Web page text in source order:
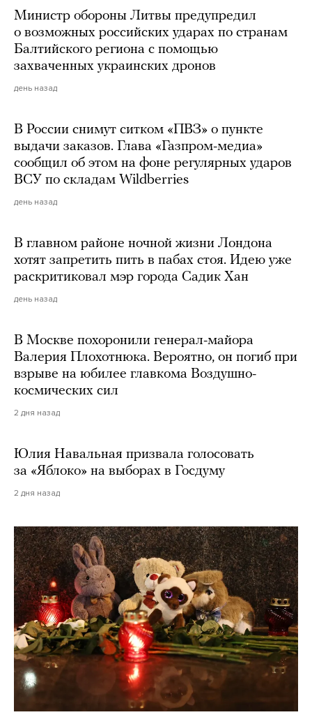
Министр обороны Литвы предупредил
о возможных российских ударах по странам
Балтийского региона с помощью
захваченных украинских дронов
день назад
В России снимут ситком «ПВЗ» о пункте
выдачи заказов. Глава «Газпром-медиа»
сообщил об этом на фоне регулярных ударов
ВСУ по складам Wildberries
день назад
В главном районе ночной жизни Лондона
хотят запретить пить в пабах стоя. Идею уже
раскритиковал мэр города Садик Хан
день назад
В Москве похоронили генерал-майора
Валерия Плохотнюка. Вероятно, он погиб при
взрыве на юбилее главкома Воздушно-
космических сил
2 дня назад
Юлия Навальная призвала голосовать
за «Яблоко» на выборах в Госдуму
2 дня назад